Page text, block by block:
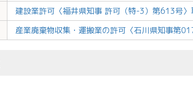
建設業許可〈福井県知事 許可（特-3）第613号〉
産業廃棄物収集・運搬業の許可〈石川県知事第